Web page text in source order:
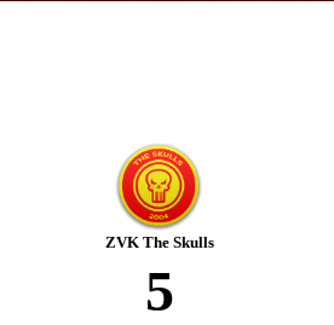
ZVK The Skulls
5